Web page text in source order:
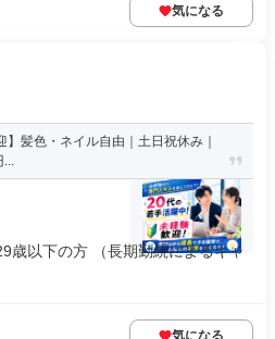
気になる
】髪色・ネイル自由｜土日祝休み｜
...
歳以下の方 （長期勤続によるキャ
気になる